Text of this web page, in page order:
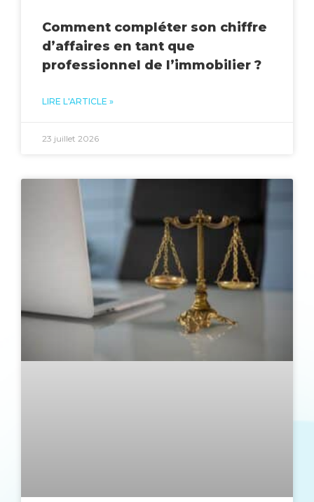
Comment compléter son chiffre
d’affaires en tant que
professionnel de l’immobilier ?
LIRE L'ARTICLE »
23 juillet 2026